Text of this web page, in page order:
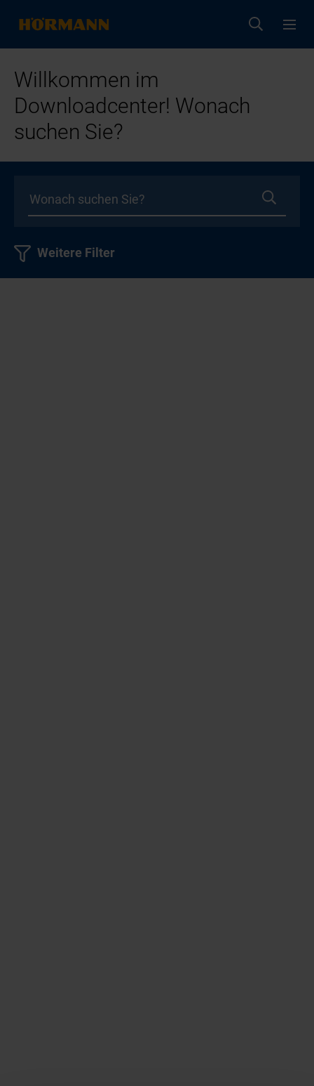
Willkommen im
Downloadcenter! Wonach
suchen Sie?
Weitere Filter